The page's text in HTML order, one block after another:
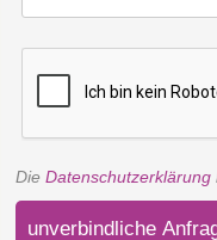
Die Datenschutzerklärung
unverbindliche